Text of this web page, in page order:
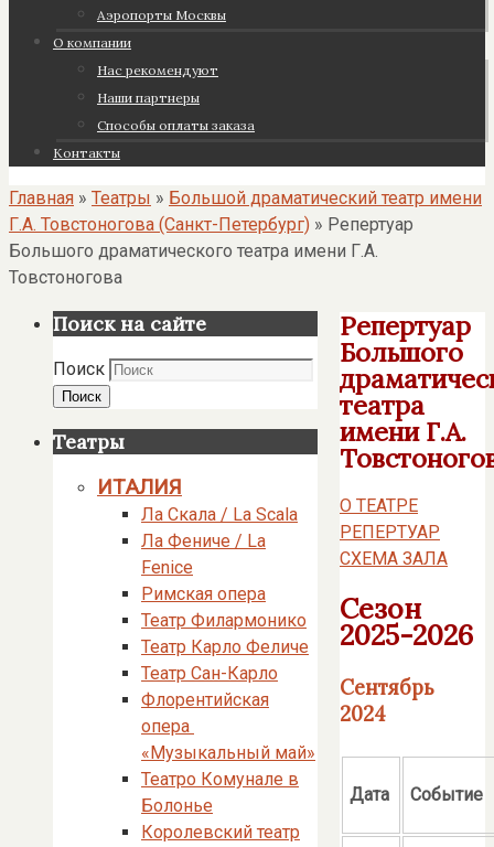
Аэропорты Москвы
О компании
Нас рекомендуют
Наши партнеры
Cпособы оплаты заказа
Контакты
Главная » Театры » Большой драматический театр имени
Г.А. Товстоногова (Санкт-Петербург) » Репертуар
Большого драматического театра имени Г.А.
Товстоногова
Репертуар
Большого
театра
имени Г.А.
О ТЕАТРЕ
РЕПЕРТУАР
СХЕМА ЗАЛА
Сезон
2025-2026
Сентябрь
2024
Дата Событие
Поиск на сайте
Поиск
Поиск
Театры
ИТАЛИЯ
Ла Скала / La Scala
Ла Фениче / La
Fenice
Римская опера
Театр Филармонико
Театр Карло Феличе
Театр Сан-Карло
Флорентийская
опера
«Музыкальный май»
Театро Комунале в
Болонье
Королевский театр